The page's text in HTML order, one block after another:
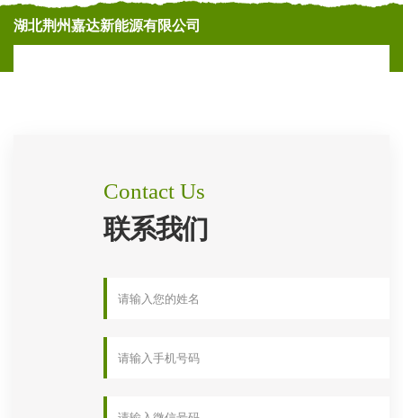
湖北荆州嘉达新能源有限公司
Contact Us
联系我们